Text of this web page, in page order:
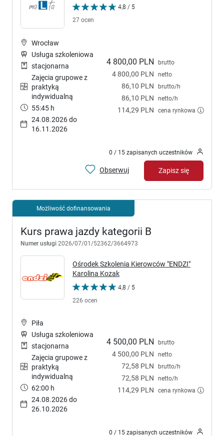
4,8 / 5
27 ocen
4 800,00 PLN brutto
4 800,00 PLN netto
86,10 PLN brutto/h
86,10 PLN netto/h
114,29 PLN cena rynkowa
Wrocław
Usługa szkoleniowa
stacjonarna
Zajęcia grupowe z
praktyką
indywidualną
55:45 h
24.08.2026 do
16.11.2026
0 / 15 zapisanych uczestników
Obserwuj Zapisz się
Możliwość dofinansowania
Kurs prawa jazdy kategorii B
Numer usługi 2026/07/01/52362/3664973
Ośrodek Szkolenia Kierowców "ENDZI"
Karolina Kozak
4,8 / 5
226 ocen
4 500,00 PLN brutto
4 500,00 PLN netto
72,58 PLN brutto/h
72,58 PLN netto/h
114,29 PLN cena rynkowa
Piła
Usługa szkoleniowa
stacjonarna
Zajęcia grupowe z
praktyką
indywidualną
62:00 h
24.08.2026 do
26.10.2026
0 / 15 zapisanych uczestników